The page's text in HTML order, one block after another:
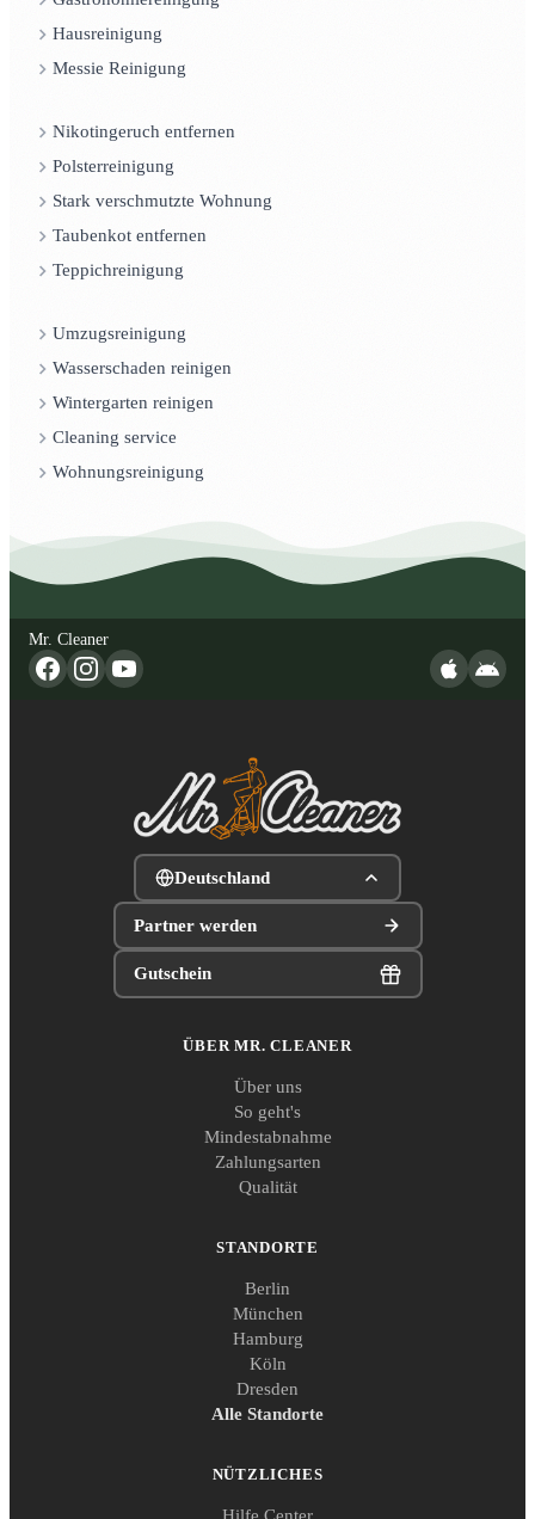
Hausreinigung
Messie Reinigung
Nikotingeruch entfernen
Polsterreinigung
Stark verschmutzte Wohnung
Taubenkot entfernen
Teppichreinigung
Umzugsreinigung
Wasserschaden reinigen
Wintergarten reinigen
Cleaning service
Wohnungsreinigung
Mr. Cleaner
Deutschland
Partner werden
Gutschein
ÜBER MR. CLEANER
Über uns
So geht's
Mindestabnahme
Zahlungsarten
Qualität
STANDORTE
Berlin
München
Hamburg
Köln
Dresden
Alle Standorte
NÜTZLICHES